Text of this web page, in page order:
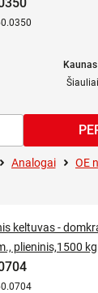
Analogai
OE
keltuvas -
plieninis,1500 kg